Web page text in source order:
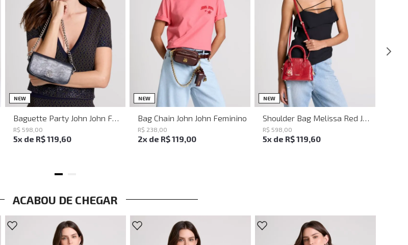
NEW UN
Baguette Party John John Feminina
R$ 598 00
5x de R$119,60
NEW UN
Bag Chain John John Feminino
R$ 238 00
2x de R$119,00
NEW UN
Shoulder Bag Melissa Red John John Feminina
R$ 598 00
5x de R$119,60
ACABOU DE CHEGAR